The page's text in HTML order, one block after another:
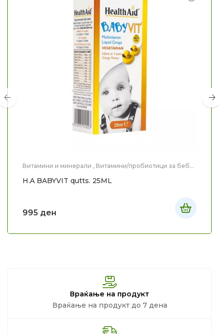
Витамини и минерали , Витамини/пробиотици за бебе
H.A BABYVIT qutts. 25ML
995 ден
Враќање на продукт
Враќање на продукт до 7 дена